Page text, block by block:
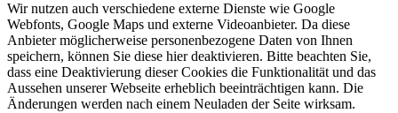
Wir nutzen auch verschiedene externe Dienste wie Google
Webfonts, Google Maps und externe Videoanbieter. Da diese
Anbieter möglicherweise personenbezogene Daten von Ihnen
speichern, können Sie diese hier deaktivieren. Bitte beachten Sie,
dass eine Deaktivierung dieser Cookies die Funktionalität und das
Aussehen unserer Webseite erheblich beeinträchtigen kann. Die
Änderungen werden nach einem Neuladen der Seite wirksam.